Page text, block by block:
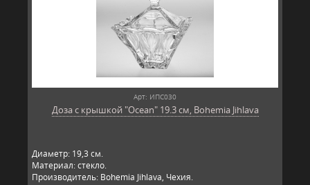
Арт: ИПС030
Доза с крышкой "Ocean" 19.3 см, Bohemia Jihlava
Диаметр: 19,3 см.
Материал: стекло.
Производитель: Bohemia Jihlava, Чехия.